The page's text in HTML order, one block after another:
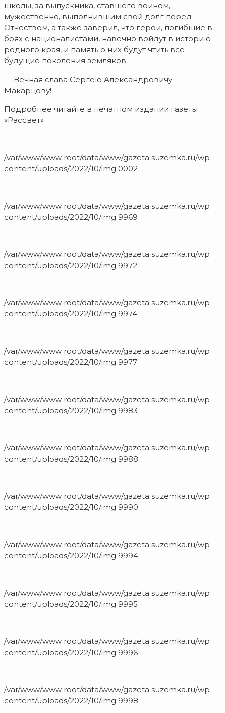
школы, за выпускника, ставшего воином,
мужественно, выполнившим свой долг перед
Отчеством, а также заверил, что герои, погибшие в
боях с националистами, навечно войдут в историю
родного края, и память о них будут чтить все
будущие поколения земляков:
— Вечная слава Сергею Александровичу
Макарцову!
Подробнее читайте в печатном издании газеты
«Рассвет»
/var/www/www root/data/www/gazeta suzemka.ru/wp
content/uploads/2022/10/img 0002
/var/www/www root/data/www/gazeta suzemka.ru/wp
content/uploads/2022/10/img 9969
/var/www/www root/data/www/gazeta suzemka.ru/wp
content/uploads/2022/10/img 9972
/var/www/www root/data/www/gazeta suzemka.ru/wp
content/uploads/2022/10/img 9974
/var/www/www root/data/www/gazeta suzemka.ru/wp
content/uploads/2022/10/img 9977
/var/www/www root/data/www/gazeta suzemka.ru/wp
content/uploads/2022/10/img 9983
/var/www/www root/data/www/gazeta suzemka.ru/wp
content/uploads/2022/10/img 9988
/var/www/www root/data/www/gazeta suzemka.ru/wp
content/uploads/2022/10/img 9990
/var/www/www root/data/www/gazeta suzemka.ru/wp
content/uploads/2022/10/img 9994
/var/www/www root/data/www/gazeta suzemka.ru/wp
content/uploads/2022/10/img 9995
/var/www/www root/data/www/gazeta suzemka.ru/wp
content/uploads/2022/10/img 9996
/var/www/www root/data/www/gazeta suzemka.ru/wp
content/uploads/2022/10/img 9998